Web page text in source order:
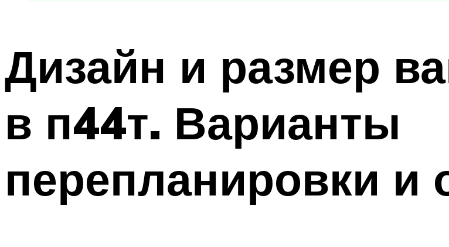
Дизайн и размер
в п44т. Варианты
перепланировки